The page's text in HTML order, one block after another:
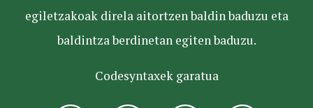
egiletzakoak direla aitortzen baldin baduzu eta
baldintza berdinetan egiten baduzu.
Codesyntaxek garatua